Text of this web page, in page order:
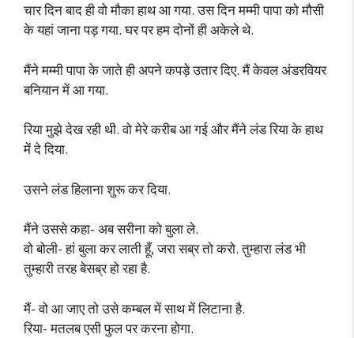
चार दिन बाद ही वो मौका हाथ आ गया. उस दिन मम्मी पापा को मौसी
के यहां जाना पड़ गया. घर पर हम दोनों ही अकेले थे.
मैंने मम्मी पापा के जाते ही अपने कपड़े उतार दिए. मैं केवल अंडरवियर
बनियान में आ गया.
रिया मुझे देख रही थी. वो मेरे करीब आ गई और मैंने लंड रिया के हाथ
में दे दिया.
उसने लंड हिलाना शुरू कर दिया.
मैंने उससे कहा- अब सरीना को बुला ले.
वो बोली- हां बुला कर लाती हूँ, जरा सब्र तो करो. तुम्हारा लंड भी
तुम्हारी तरह बेसब्र हो रहा है.
मैं- वो आ जाए तो उसे कम्बल में साथ में लिटाना है.
रिया- मतलब एसी फुल पर करना होगा.